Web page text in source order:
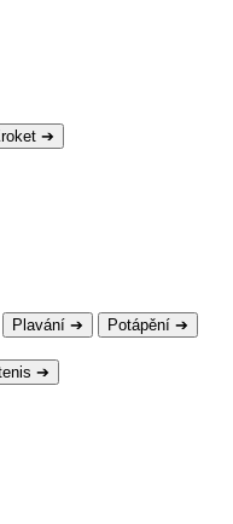
➔
Plavání ➔ Potápění ➔
➔